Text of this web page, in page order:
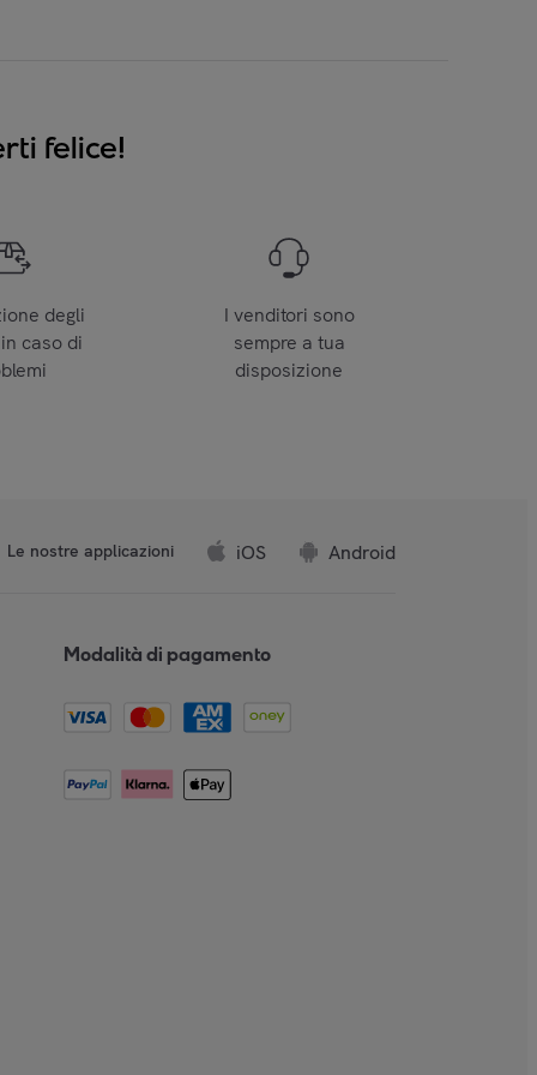
felice!
degli
caso di
I venditori sono
sempre a tua
disposizione
Le nostre applicazioni iOS Android
Modalità di pagamento